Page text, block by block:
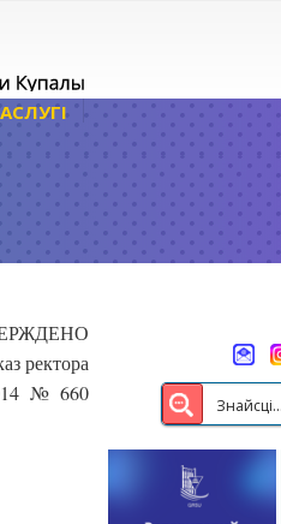
ректора
№ 660